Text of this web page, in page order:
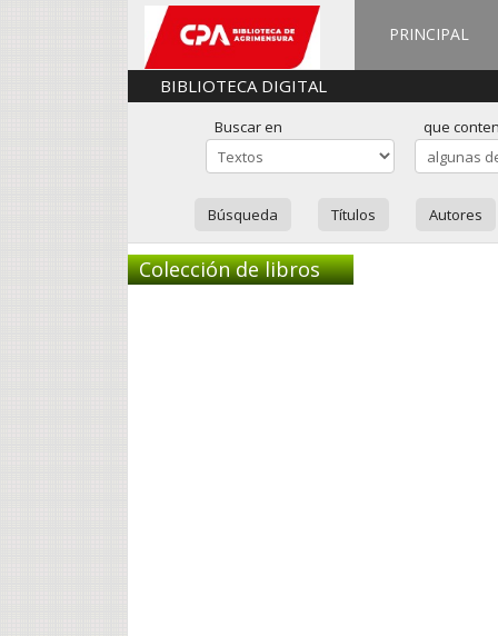
PRINCIPAL
BIBLIOTECA DIGITAL
Buscar en que
Búsqueda Títulos Autores
Colección de libros